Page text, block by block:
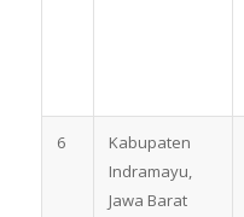
6
Kabupaten
Indramayu,
Jawa Barat